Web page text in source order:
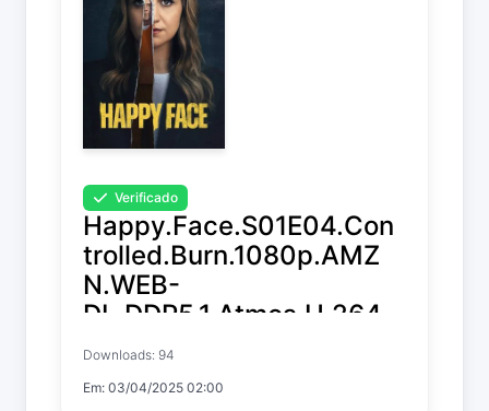
Verificado
Happy.Face.S01E04.Con
trolled.Burn.1080p.AMZ
N.WEB-
DL.DDP5.1.Atmos.H.264-
RAWR
Happy Face
Downloads: 94
Em: 03/04/2025 02:00